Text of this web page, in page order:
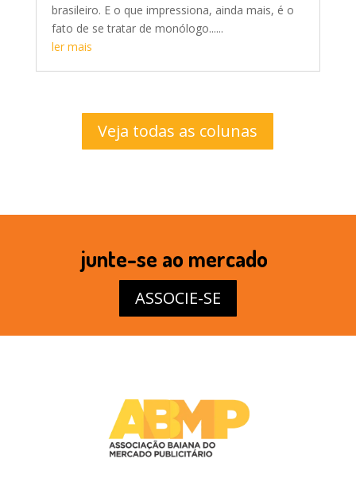
brasileiro. E o que impressiona, ainda mais, é o
fato de se tratar de monólogo......
ler mais
Veja todas as colunas
junte-se ao mercado
ASSOCIE-SE